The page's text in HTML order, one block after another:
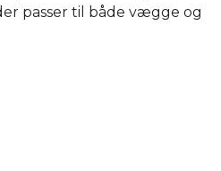
passer til både vægge og